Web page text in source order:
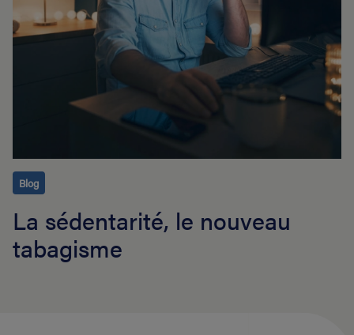
Blog
La sédentarité, le nouveau
tabagisme